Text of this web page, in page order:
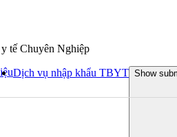
tế Chuyên Nghiệp
Dịch vụ nhập khẩu TBYT Show